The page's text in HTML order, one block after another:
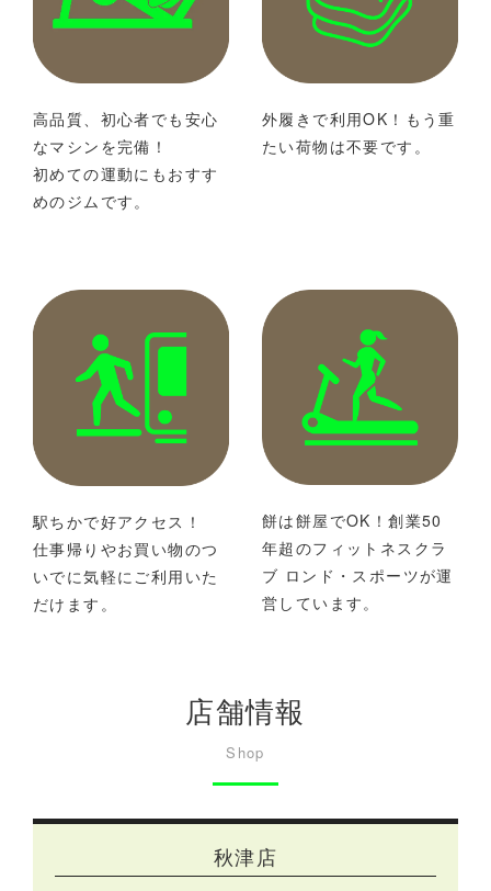
高品質、初心者でも安心
なマシンを完備！
初めての運動にもおすす
めのジムです。
外履きで利用OK！もう重
たい荷物は不要です。
駅ちかで好アクセス！
仕事帰りやお買い物のつ
いでに気軽にご利用いた
だけます。
餅は餅屋でOK！創業50
年超のフィットネスクラ
ブ ロンド・スポーツが運
営しています。
店舗情報
Shop
秋津店